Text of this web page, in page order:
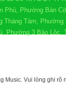
Phủ, Phường Bàn
Tháng Tám, Phường
Phường 3 Bảo Lộc,
Music. Vui lòng ghi rõ